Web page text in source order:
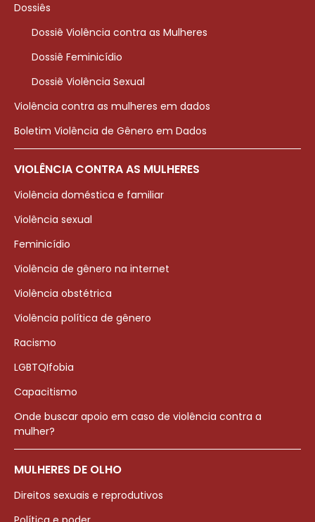
Dossiês
Dossiê Violência contra as Mulheres
Dossiê Feminicídio
Dossiê Violência Sexual
Violência contra as mulheres em dados
Boletim Violência de Gênero em Dados
VIOLÊNCIA CONTRA AS MULHERES
Violência doméstica e familiar
Violência sexual
Feminicídio
Violência de gênero na internet
Violência obstétrica
Violência política de gênero
Racismo
LGBTQIfobia
Capacitismo
Onde buscar apoio em caso de violência contra a
mulher?
MULHERES DE OLHO
Direitos sexuais e reprodutivos